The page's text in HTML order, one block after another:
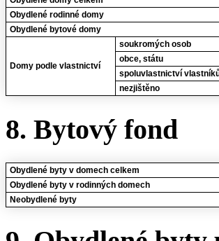
Obydlené rodinné domy
Obydlené bytové domy
Domy podle vlastnictví
soukromých osob
obce, státu
spoluvlastnictví
nezjištěno
8. Bytový fond
Obydlené byty v domech celkem
Obydlené byty v rodinných domech
Neobydlené byty